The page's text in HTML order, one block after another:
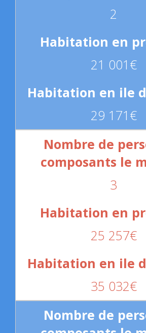
2
21 001€
29 171€
3
25 257€
35 032€